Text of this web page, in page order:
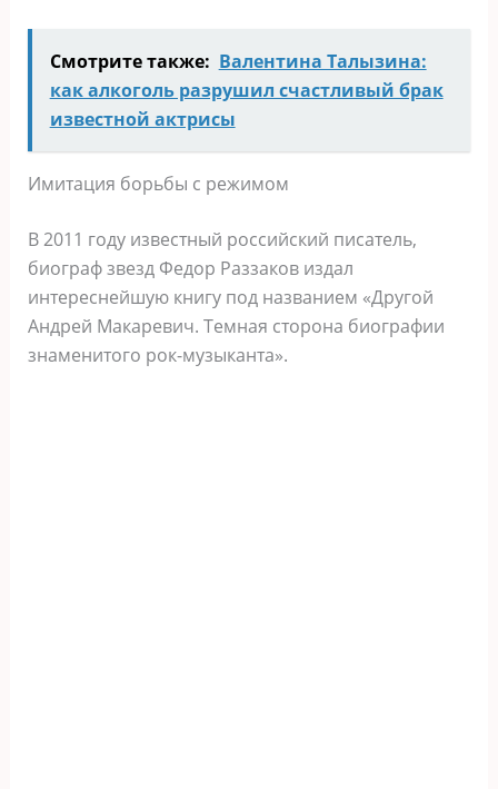
Смотрите также: Валентина Талызина:
как алкоголь разрушил счастливый брак
известной актрисы
Имитация борьбы с режимом
В 2011 году известный российский писатель,
биограф звезд Федор Раззаков издал
интереснейшую книгу под названием «Другой
Андрей Макаревич. Темная сторона биографии
знаменитого рок-музыканта».